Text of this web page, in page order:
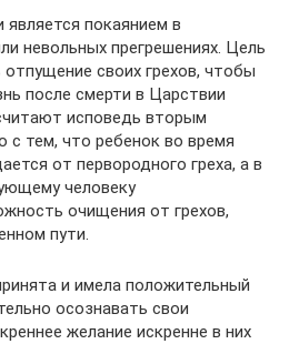
покаянием в
невольных прегрешениях. Цель
отпущение своих грехов, чтобы
после смерти в Царствии
исповедь вторым
с тем, что ребенок во время
от первородного греха, а в
человеку
очищения от грехов,
пути.
и имела положительный
осознавать свои
желание искренне в них